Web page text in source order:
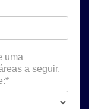
uma
a seguir,